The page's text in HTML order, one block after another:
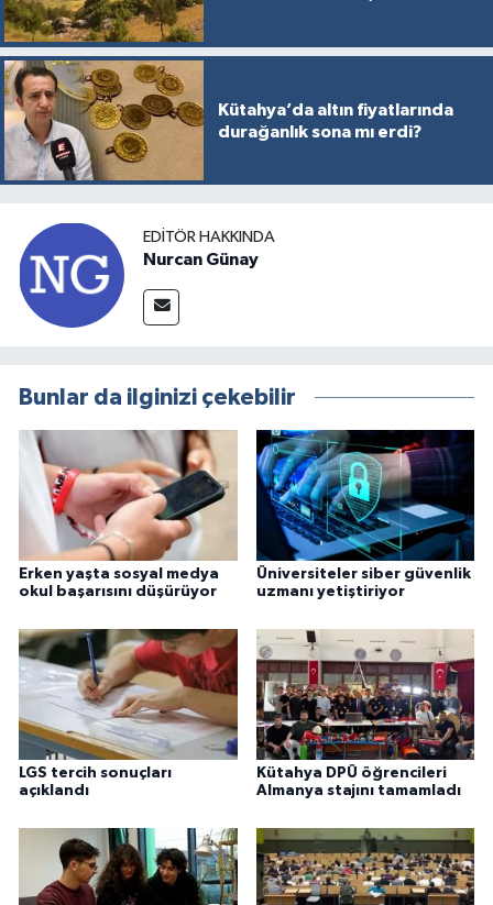
Kütahya’da altın fiyatlarında
durağanlık sona mı erdi?
EDITÖR HAKKINDA
Nurcan Günay
Bunlar da ilginizi çekebilir
Erken yaşta sosyal medya
okul başarısını düşürüyor
Üniversiteler siber güvenlik
uzmanı yetiştiriyor
LGS tercih sonuçları
açıklandı
Kütahya DPÜ öğrencileri
Almanya stajını tamamladı